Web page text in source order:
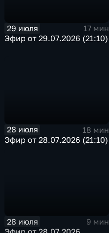
29 июля
17 мин
Эфир от 29.07.2026 (21:10)
28 июля
18 мин
Эфир от 28.07.2026 (21:10)
28 июля
9 мин